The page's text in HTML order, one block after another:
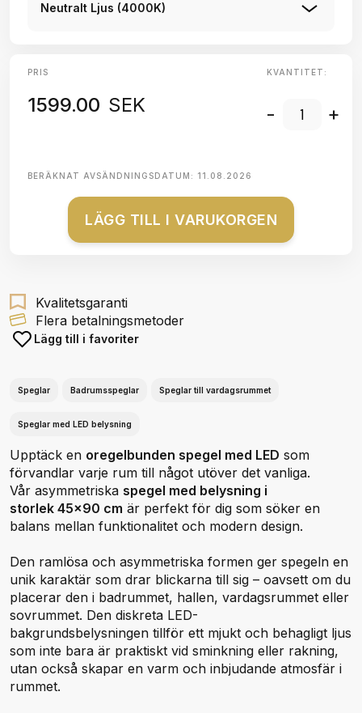
Neutralt Ljus (4000K)
PRIS
1599.00 SEK
KVANTITET:
- +
BERÄKNAT AVSÄNDNINGSDATUM: 11.08.2026
LÄGG TILL I VARUKORGEN
Kvalitetsgaranti
Flera betalningsmetoder
Lägg till i favoriter
Speglar Badrumsspeglar Speglar till vardagsrummet
Speglar med LED belysning
Upptäck en oregelbunden spegel med LED som
förvandlar varje rum till något utöver det vanliga.
Vår asymmetriska spegel med belysning i
storlek 45x90 cm är perfekt för dig som söker en
balans mellan funktionalitet och modern design.
Den ramlösa och asymmetriska formen ger spegeln en
unik karaktär som drar blickarna till sig – oavsett om du
placerar den i badrummet, hallen, vardagsrummet eller
sovrummet. Den diskreta LED-
bakgrundsbelysningen tillför ett mjukt och behagligt ljus
som inte bara är praktiskt vid sminkning eller rakning,
utan också skapar en varm och inbjudande atmosfär i
rummet.